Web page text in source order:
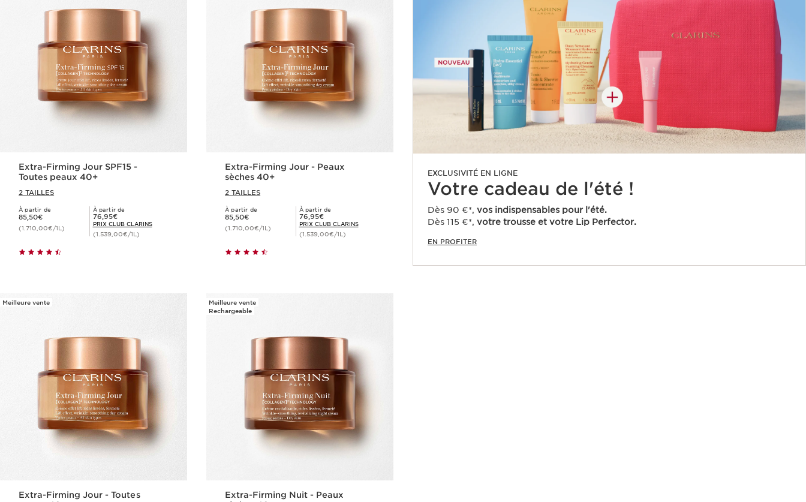
Extra-Firming Jour SPF15 -
Toutes peaux 40+
2 TAILLES
À partir de
Nouveau prix 85,50€
85,50€
(1.710,00€/1L)
À partir de
Prix Club Clarins 76,95€
76,95€
PRIX CLUB CLARINS
(1.539,00€/1L)
Extra-Firming Jour - Peaux
sèches 40+
2 TAILLES
À partir de
Nouveau prix 85,50€
85,50€
(1.710,00€/1L)
À partir de
Prix Club Clarins 76,95€
76,95€
PRIX CLUB CLARINS
(1.539,00€/1L)
EXCLUSIVITÉ EN LIGNE
Votre cadeau de l'été !
Dès 90 €*, vos indispensables pour l'été.
Dès 115 €*, votre trousse et votre Lip Perfector.
EN PROFITER
Meilleure vente
Extra-Firming Jour - Toutes
Meilleure vente
Rechargeable
Extra-Firming Nuit - Peaux